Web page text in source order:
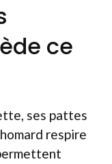
ce
ses pattes
respire